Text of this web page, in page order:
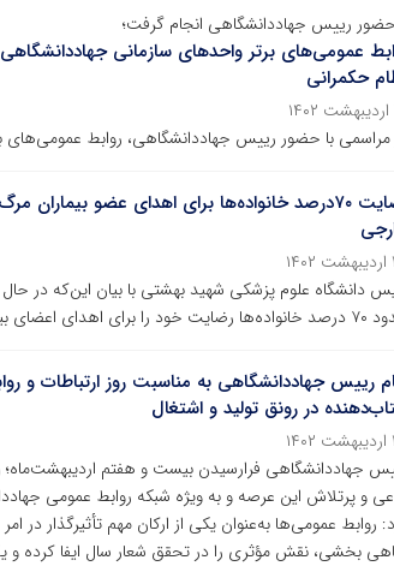
حضور رییس جهاددانشگاهی انجام گرفت؛
عمومی‌های برتر واحدهای سازمانی
حکمرانی
مراسمی با حضور رییس جهاددانشگاهی، روابط عمومی‌های
رضایت ۷۰درصد خانواده‌ها برای اهدای عضو
بیمارشان که دچار مرگ‌مغزی‌شده، اعلام می‌کنند.
رییس جهاددانشگاهی به مناسبت روز ارتباطات
در رونق تولید و اشتغال
جهاددانشگاهی فرارسیدن بیست و هفتم اردیبهشت‌ماه؛
و پرتلاش این عرصه و به ویژه شبکه روابط عمومی
روابط عمومی‌ها به‌عنوان یکی از ارکان مهم تأثیرگذار در
بخشی، نقش مؤثری را در تحقق شعار سال ایفا کرده و